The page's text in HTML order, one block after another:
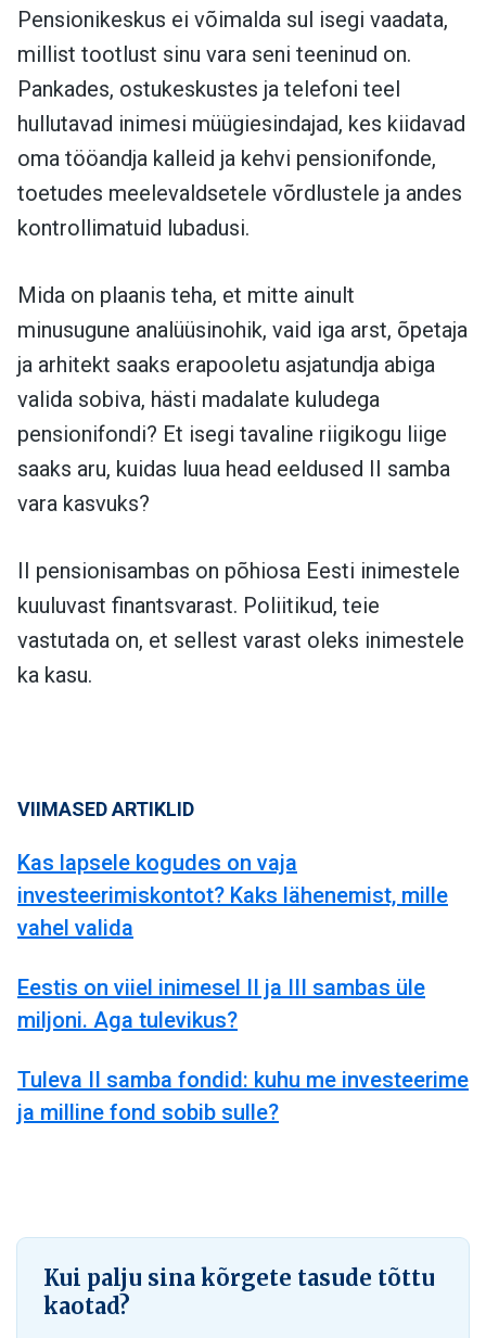
Pensionikeskus ei võimalda sul isegi vaadata,
millist tootlust sinu vara seni teeninud on.
Pankades, ostukeskustes ja telefoni teel
hullutavad inimesi müügiesindajad, kes kiidavad
oma tööandja kalleid ja kehvi pensionifonde,
toetudes meelevaldsetele võrdlustele ja andes
kontrollimatuid lubadusi.
Mida on plaanis teha, et mitte ainult
minusugune analüüsinohik, vaid iga arst, õpetaja
ja arhitekt saaks erapooletu asjatundja abiga
valida sobiva, hästi madalate kuludega
pensionifondi? Et isegi tavaline riigikogu liige
saaks aru, kuidas luua head eeldused II samba
vara kasvuks?
II pensionisambas on põhiosa Eesti inimestele
kuuluvast finantsvarast. Poliitikud, teie
vastutada on, et sellest varast oleks inimestele
ka kasu.
VIIMASED ARTIKLID
Kas lapsele kogudes on vaja
investeerimiskontot? Kaks lähenemist, mille
vahel valida
Eestis on viiel inimesel II ja III sambas üle
miljoni. Aga tulevikus?
Tuleva II samba fondid: kuhu me investeerime
ja milline fond sobib sulle?
Kui palju sina kõrgete tasude tõttu
kaotad?